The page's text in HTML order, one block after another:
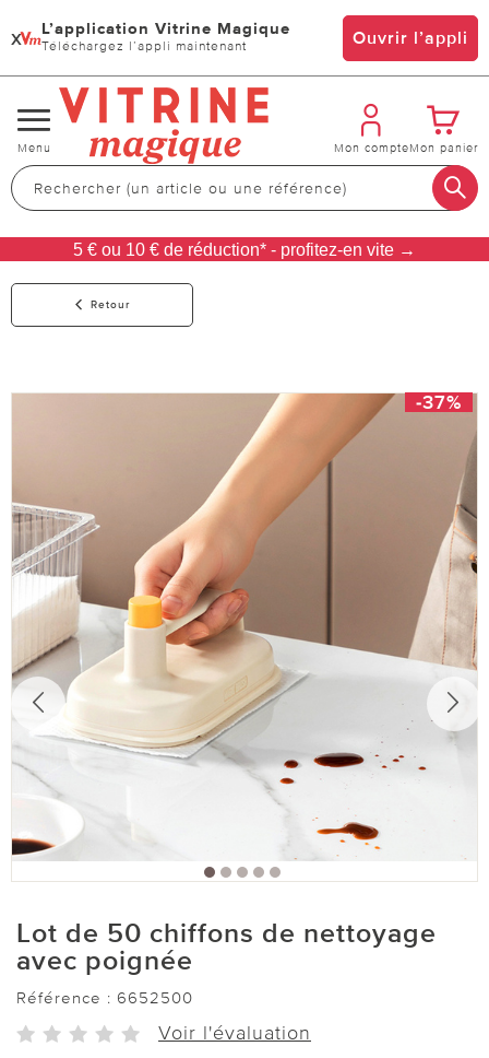
x L’application Vitrine Magique
Téléchargez l’appli maintenant Ouvrir l’appli
Changer
de
navigation
Menu Mon compteMon panier
5 € ou 10 € de réduction* - profitez-en vite →
Retour
-37%
Lot de 50 chiffons de nettoyage
avec poignée
Référence : 6652500
Voir l'évaluation